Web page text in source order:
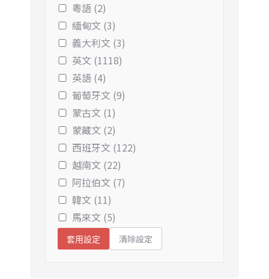
粵語 (2)
緬甸文 (3)
義大利文 (3)
英文 (1118)
英語 (4)
葡萄牙文 (9)
蒙古文 (1)
蒙藏文 (2)
西班牙文 (122)
越南文 (22)
阿拉伯文 (7)
韓文 (11)
馬來文 (5)
套用設定 清除設定